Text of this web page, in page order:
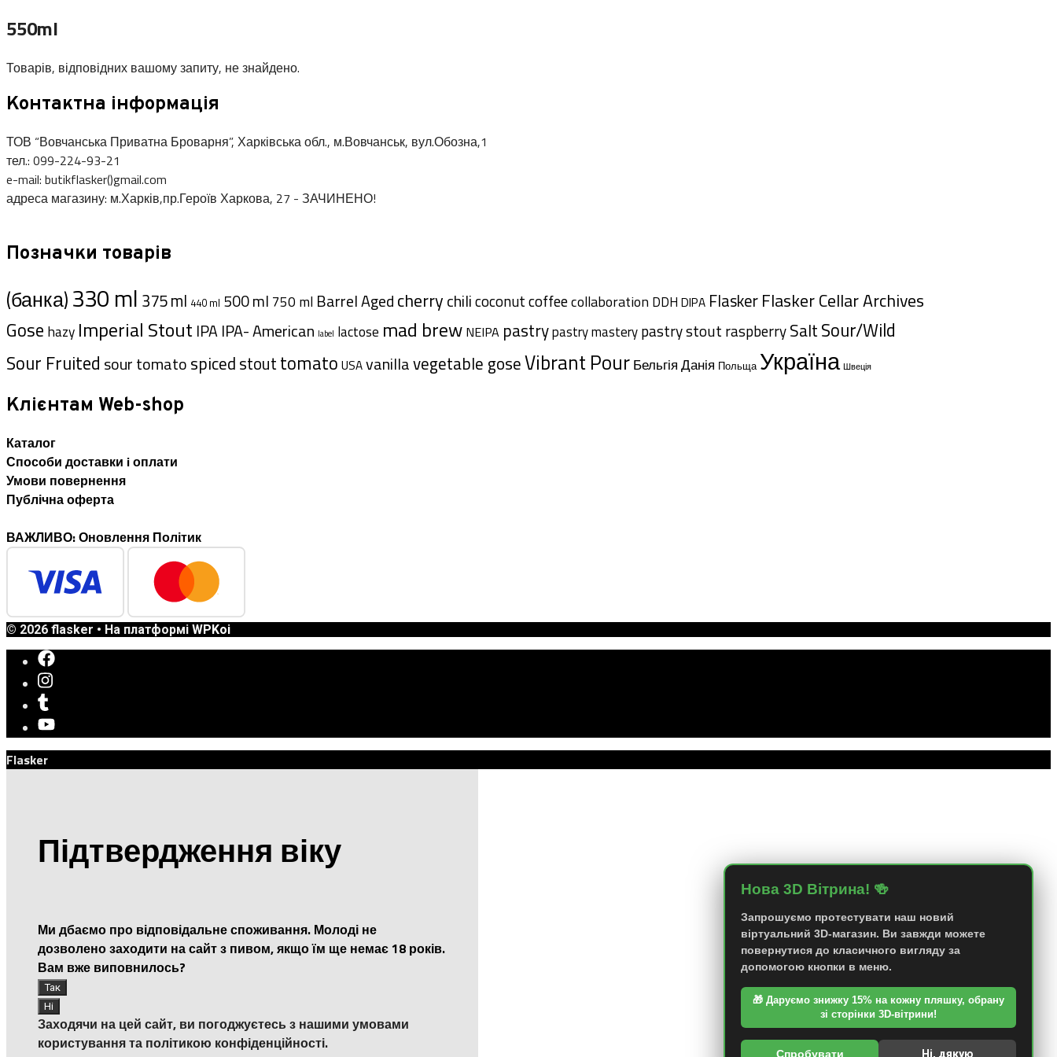
550ml
Товарів, відповідних вашому запиту, не знайдено.
Контактна інформація
ТОВ “Вовчанська Приватна Броварня”, Харківська обл., м.Вовчанськ, вул.Обозна,1
тел.: 099-224-93-21
e-mail: butikflasker()gmail.com
адреса магазину: м.Харків,пр.Героїв Харкова, 27 - ЗАЧИНЕНО!
Позначки товарів
(банка)330 ml 375 ml 440 ml 500 ml 750 ml Barrel Agedcherrychilicoconutcoffeecollaboration DDH DIPA FlaskerFlasker Cellar Archives
Gose hazy Imperial Stout IPA IPA- American label lactose mad brew NEIPA pastrypastry masterypastry stout raspberrySaltSour/Wild
Sour Fruited sour tomatospicedstouttomato USAvanillavegetable goseVibrant PourБельгіяДанія Польща Україна Швеція
Клієнтам Web-shop
Каталог
Способи доставки i оплати
Умови повернення
Публічна оферта
ВАЖЛИВО: Оновлення Політик
© 2026 flasker • На платформі WPKoi
Flasker
Нова 3D Вітрина! 🍻
Запрошуємо протестувати наш новий
віртуальний 3D-магазин. Ви завжди можете
повернутися до класичного вигляду за
допомогою кнопки в меню.
🎁 Даруємо знижку 15% на кожну пляшку, обрану
зі сторінки 3D-вітрини!
Спробувати Ні, дякую
Підтвердження віку
Ми дбаємо про відповідальне споживання. Молоді не
дозволено заходити на сайт з пивом, якщо їм ще немає 18 років.
Вам вже виповнилось?
Заходячи на цей сайт, ви погоджуєтесь з нашими умовами
користування та політикою конфіденційності.